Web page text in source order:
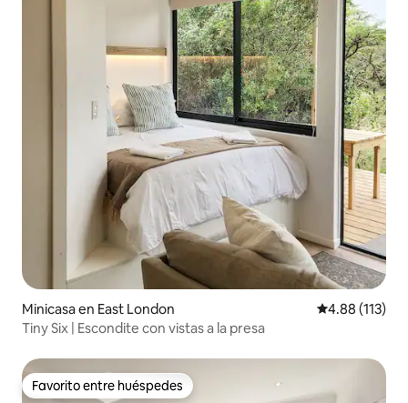
Minicasa en East London Calificación
4.88 (113)
Tiny Six | Escondite con vistas a la presa
Favorito entre huéspedes
Favorito entre huéspedes